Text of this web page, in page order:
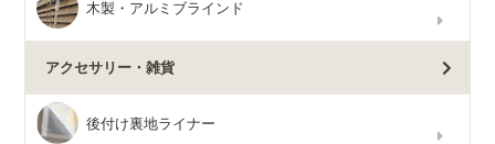
木製・アルミブラインド
アクセサリー・雑貨
後付け裏地ライナー